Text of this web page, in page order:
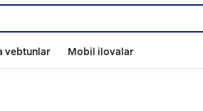
vebtunlar Mobil ilovalar